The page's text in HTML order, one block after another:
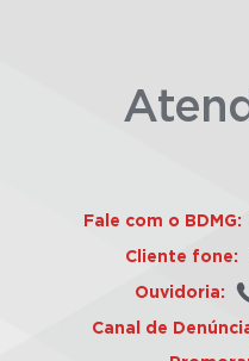
Fale com o BDMG:
Cliente fone:
Ouvidoria:
Canal de